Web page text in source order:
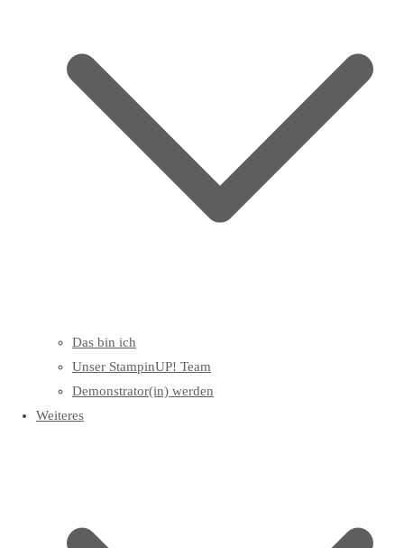
Das bin ich
Unser StampinUP! Team
Demonstrator(in) werden
Weiteres